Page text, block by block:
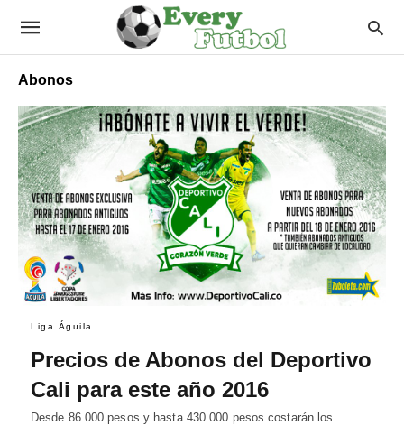
Abonos
Liga Águila
Precios de Abonos del Deportivo
Cali para este año 2016
Desde 86.000 pesos y hasta 430.000 pesos costarán los